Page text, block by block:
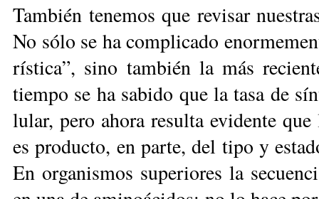
Tam­bién te­ne­mos que re­vi­sar
No só­lo se ha com­pli­ca­do
rís­ti­ca”, sino tam­bién la más
tiem­po se ha sa­bi­do que la ta­sa de
lu­lar, pe­ro aho­ra re­sul­ta evi­den­te
es pro­duc­to, en par­te, del ti­po y
En or­ga­nis­mos su­pe­rio­res la